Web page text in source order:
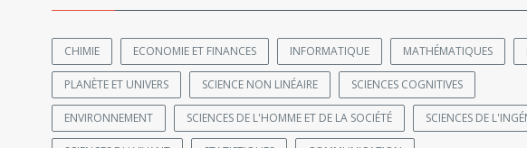
CHIMIE ECONOMIE ET FINANCES INFORMATIQUE MATHÉMATIQUES
PLANÈTE ET UNIVERS SCIENCE NON LINÉAIRE SCIENCES COGNITIVES
ENVIRONNEMENT SCIENCES DE L'HOMME ET DE LA SOCIÉTÉ SCIENCES DE